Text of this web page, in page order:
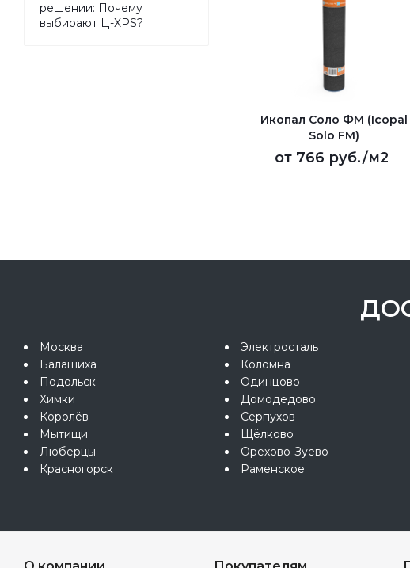
Икопал Соло ФМ (Icopal
Solo FM)
от 766 руб./м2
решении: Почему
выбирают Ц-XPS?
Москва
Балашиха
Подольск
Химки
Королёв
Мытищи
Люберцы
Красногорск
Электросталь
Коломна
Одинцово
Домодедово
Серпухов
Щёлково
Орехово-Зуево
Раменское